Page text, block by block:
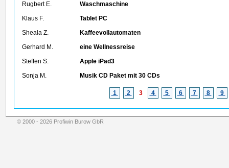
Rugbert E.
Waschmaschine
Klaus F.
Tablet PC
Sheala Z.
Kaffeevollautomaten
Gerhard M.
eine Wellnessreise
Steffen S.
Apple iPad3
Sonja M.
Musik CD Paket mit 30 CDs
1 2 3 4 5 6 7 8 9
© 2000 - 2026 Profiwin Burow GbR